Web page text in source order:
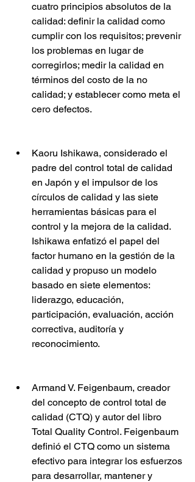
cuatro principios absolutos de la
calidad: definir la calidad como
cumplir con los requisitos; prevenir
los problemas en lugar de
corregirlos; medir la calidad en
términos del costo de la no
calidad; y establecer como meta el
cero defectos.
Kaoru Ishikawa, considerado el
padre del control total de calidad
en Japón y el impulsor de los
círculos de calidad y las siete
herramientas básicas para el
control y la mejora de la calidad.
Ishikawa enfatizó el papel del
factor humano en la gestión de la
calidad y propuso un modelo
basado en siete elementos:
liderazgo, educación,
participación, evaluación, acción
correctiva, auditoría y
reconocimiento.
Armand V. Feigenbaum, creador
del concepto de control total de
calidad (CTQ) y autor del libro
Total Quality Control. Feigenbaum
definió el CTQ como un sistema
efectivo para integrar los esfuerzos
para desarrollar, mantener y